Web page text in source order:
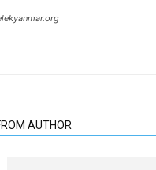
AUTHOR